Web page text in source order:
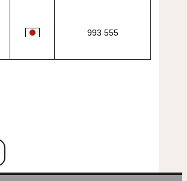
993 555